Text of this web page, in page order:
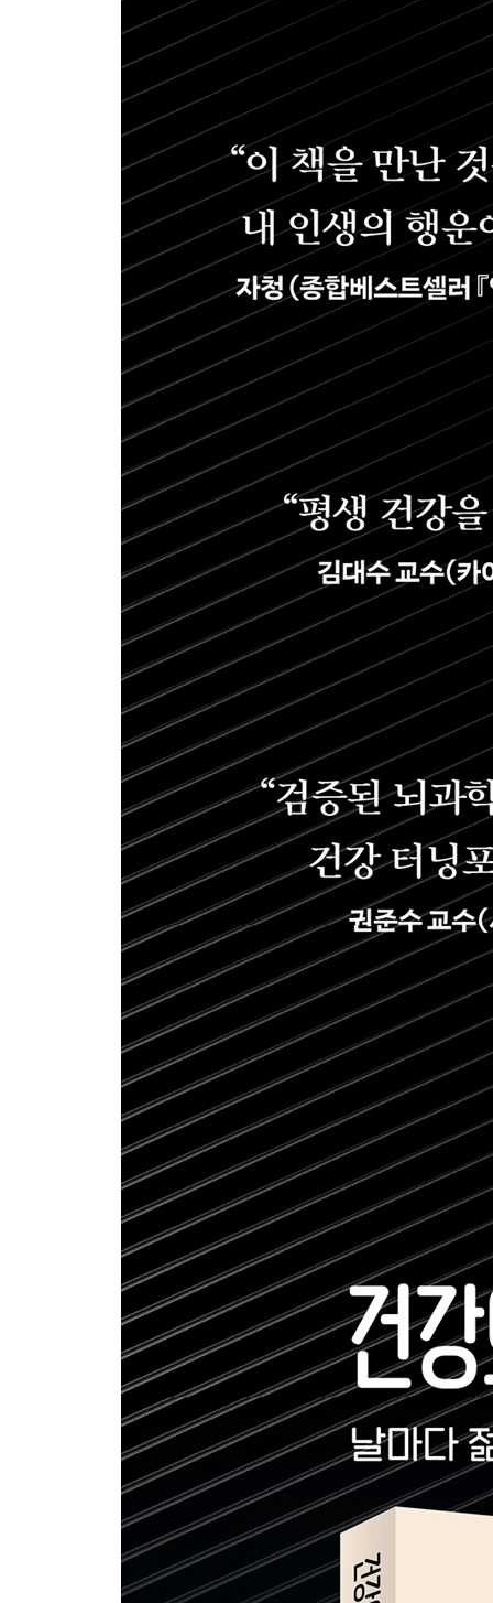
참고문헌
이미지와 표 출처